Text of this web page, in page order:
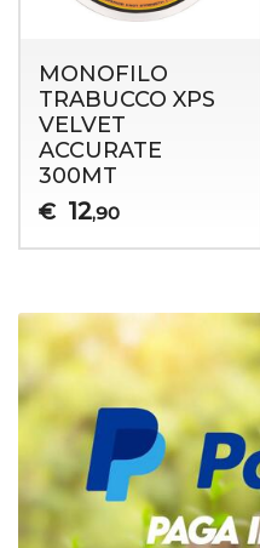
MONOFILO
TRABUCCO XPS
VELVET
ACCURATE
300MT
€ 12,90